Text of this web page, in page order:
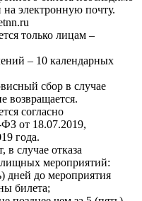
электронную почту.
только лицам –
– 10 календарных
сбор в случае
возвращается.
согласно
от 18.07.2019,
года.
случае отказа
мероприятий:
дней до мероприятия
билета;